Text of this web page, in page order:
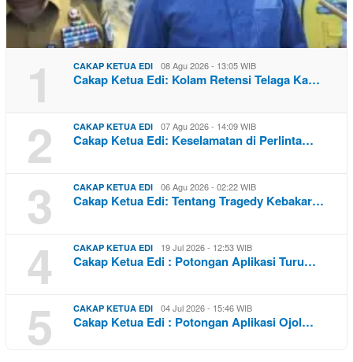
1 CAKAP KETUA EDI 08 Agu 2026 - 13:05 WIB
Cakap Ketua Edi: Kolam Retensi Telaga Ka…
2 CAKAP KETUA EDI 07 Agu 2026 - 14:09 WIB
Cakap Ketua Edi: Keselamatan di Perlinta…
3 CAKAP KETUA EDI 06 Agu 2026 - 02:22 WIB
Cakap Ketua Edi: Tentang Tragedy Kebakar…
4 CAKAP KETUA EDI 19 Jul 2026 - 12:53 WIB
Cakap Ketua Edi : Potongan Aplikasi Turu…
5 CAKAP KETUA EDI 04 Jul 2026 - 15:46 WIB
Cakap Ketua Edi : Potongan Aplikasi Ojol…